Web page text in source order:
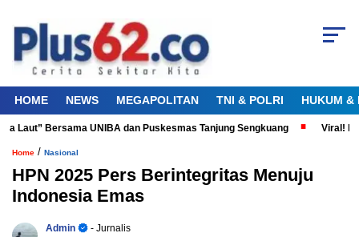
HOME NEWS MEGAPOLITAN TNI & POLRI HUKUM &
Bersama UNIBA dan Puskesmas Tanjung Sengkuang Viral!
Home / Nasional
HPN 2025 Pers Berintegritas Menuju
Indonesia Emas
Admin
- Jurnalis